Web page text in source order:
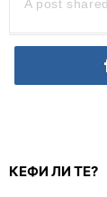
КЕФИ ЛИ ТЕ?